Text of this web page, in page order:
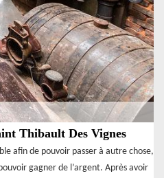
Thibault Des Vignes
afin de pouvoir passer à autre chose,
gagner de l’argent. Après avoir